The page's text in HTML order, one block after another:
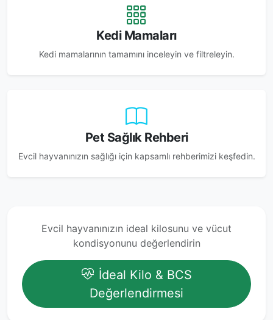
Kedi Mamaları
Kedi mamalarının tamamını inceleyin ve filtreleyin.
Pet Sağlık Rehberi
Evcil hayvanınızın sağlığı için kapsamlı rehberimizi keşfedin.
Evcil hayvanınızın ideal kilosunu ve vücut
kondisyonunu değerlendirin
İdeal Kilo & BCS
Değerlendirmesi